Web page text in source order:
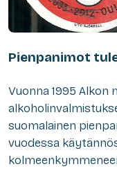
Pienpanimot
Vuonna 1995 Alkon
suomalainen
vuodessa